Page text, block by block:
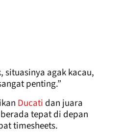
situasinya agak kacau,
penting.”
Ducati dan juara
tepat di depan
timesheets.